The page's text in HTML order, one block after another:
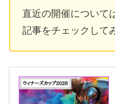
直近の開催について
記事をチェックして